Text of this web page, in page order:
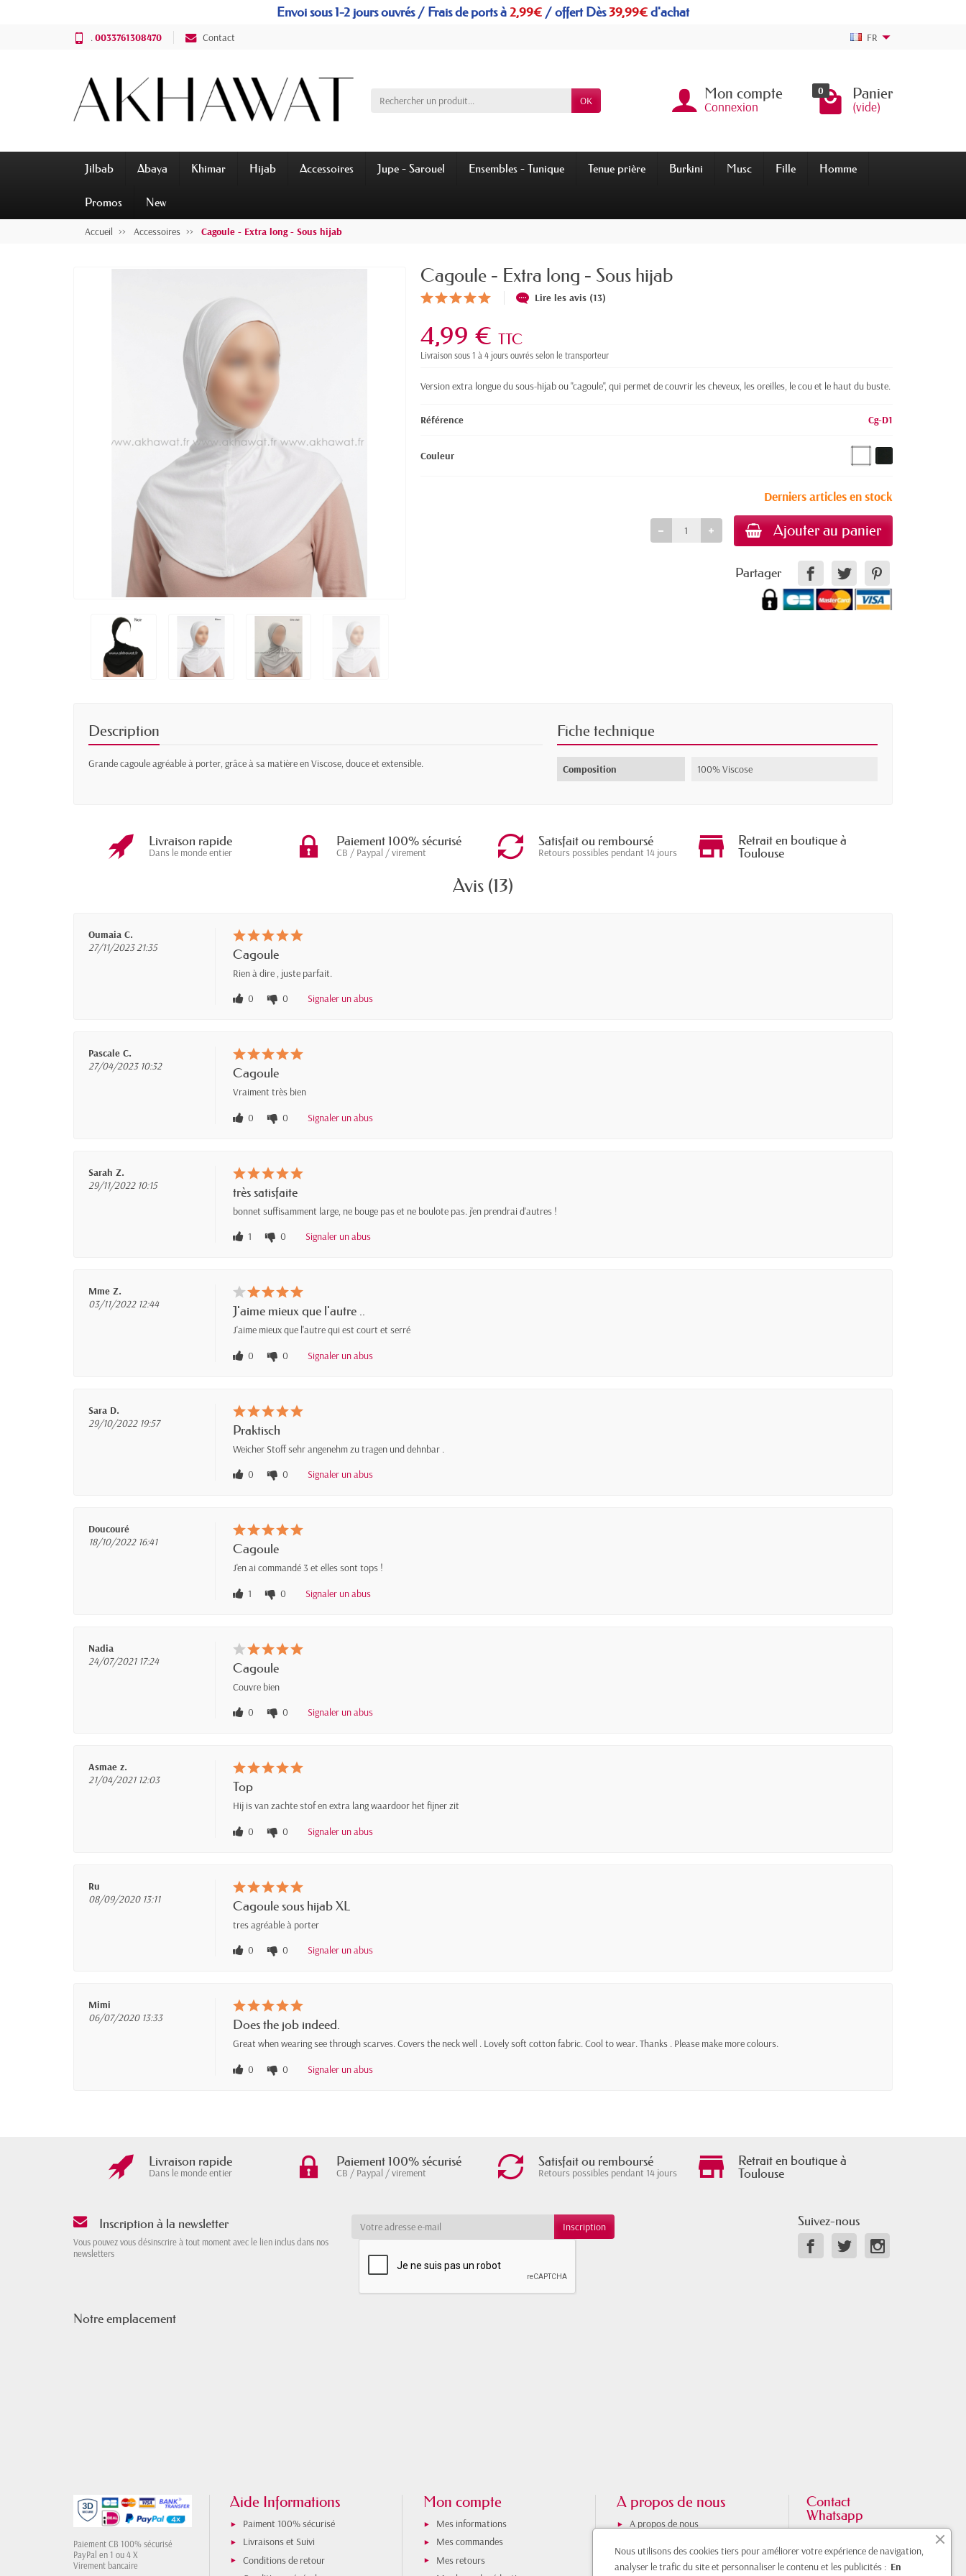
Envoi sous 1-2 jours ouvrés / Frais de ports à2,99€ /offert Dès39,99€d'achat
. 0033761308470 Contact FR
OK Mon compte
Connexion
0 Panier
(vide)
Jilbab Abaya Khimar Hijab Accessoires Jupe - Sarouel Ensembles - Tunique Tenue prière Burkini Musc Fille Homme
Promos New
Accueil Accessoires Cagoule - Extra long - Sous hijab
Cagoule - Extra long - Sous hijab
Lire les avis (13)
4,99 €TTC
Livraison sous 1 à 4 jours ouvrés selon le transporteur
Version extra longue du sous-hijab ou "cagoule", qui permet de couvrir les cheveux, les oreilles, le cou et le haut du buste.
Référence Cg-D1
Couleur
Derniers articles en stock
Ajouter au panier
Partager
Description
Grande cagoule agréable à porter, grâce à sa matière en Viscose, douce et extensible.
Fiche technique
Composition 100% Viscose
Livraison rapide
Dans le monde entier
Paiement 100% sécurisé
CB / Paypal / virement
Satisfait ou remboursé
Retours possibles pendant 14 jours
Retrait en boutique à
Toulouse
Avis (13)
Oumaia C.
27/11/2023 21:35
Cagoule
Rien à dire , juste parfait.
0
0 Signaler un abus
Pascale C.
27/04/2023 10:32
Cagoule
Vraiment très bien
0
0 Signaler un abus
Sarah Z.
29/11/2022 10:15
très satisfaite
bonnet suffisamment large, ne bouge pas et ne boulote pas. j'en prendrai d'autres !
1
0 Signaler un abus
Mme Z.
03/11/2022 12:44
J'aime mieux que l'autre ..
J'aime mieux que l'autre qui est court et serré
0
0 Signaler un abus
Sara D.
29/10/2022 19:57
Praktisch
Weicher Stoff sehr angenehm zu tragen und dehnbar .
0
0 Signaler un abus
Doucouré
18/10/2022 16:41
Cagoule
J'en ai commandé 3 et elles sont tops !
1
0 Signaler un abus
Nadia
24/07/2021 17:24
Cagoule
Couvre bien
0
0 Signaler un abus
Asmae z.
21/04/2021 12:03
Top
Hij is van zachte stof en extra lang waardoor het fijner zit
0
0 Signaler un abus
Ru
08/09/2020 13:11
Cagoule sous hijab XL
tres agréable à porter
0
0 Signaler un abus
Mimi
06/07/2020 13:33
Does the job indeed.
Great when wearing see through scarves. Covers the neck well . Lovely soft cotton fabric. Cool to wear. Thanks . Please make more colours.
0
0 Signaler un abus
Livraison rapide
Dans le monde entier
Paiement 100% sécurisé
CB / Paypal / virement
Satisfait ou remboursé
Retours possibles pendant 14 jours
Retrait en boutique à
Toulouse
Inscription à la newsletter
Vous pouvez vous désinscrire à tout moment avec le lien inclus dans nos
newsletters
Suivez-nous
Notre emplacement
Paiement CB 100% sécurisé
PayPal en 1 ou 4 X
Virement bancaire
Aide Informations
Paiment 100% sécurisé
Livraisons et Suivi
Conditions de retour
Mon compte
Mes informations
Mes commandes
Mes retours
A propos de nous
A propos de nous
Itinéraire
Contact
Whatsapp
31100 Toulouse
France
Nous utilisons des cookies tiers pour améliorer votre expérience de navigation,
analyser le trafic du site et personnaliser le contenu et les publicités : En